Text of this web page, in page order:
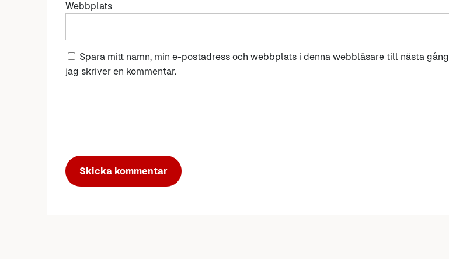
Webbplats
Spara mitt namn, min e-postadress och webbplats i denna webbläsare till nästa gång
jag skriver en kommentar.